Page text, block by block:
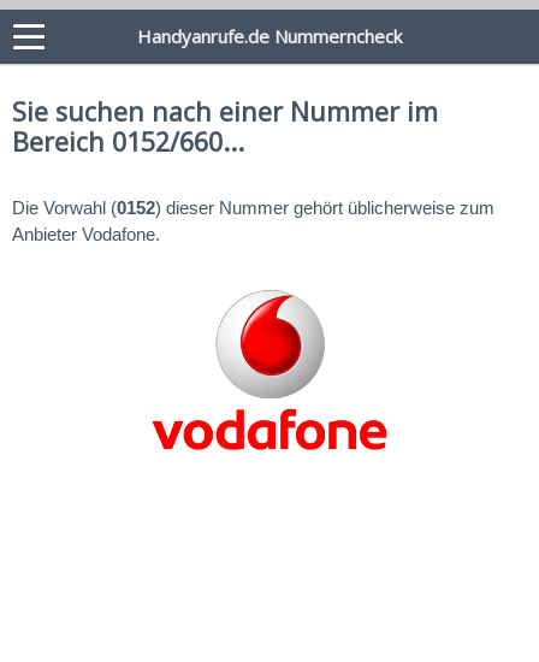
Handyanrufe.de Nummerncheck
Sie suchen nach einer Nummer im
Bereich 0152/660...
Die Vorwahl (0152) dieser Nummer gehört üblicherweise zum
Anbieter Vodafone.